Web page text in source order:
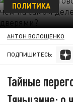
ПОЛИТИКА
АНТОН ВОЛОЩЕНКО
ПОДПИШИТЕСЬ:
Тайные